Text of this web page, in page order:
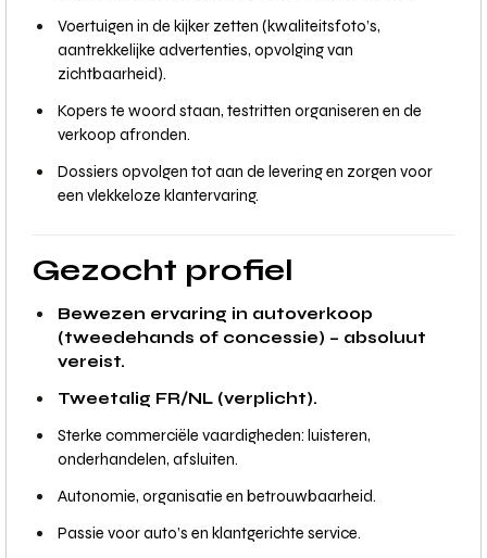
Voertuigen in de kijker zetten (kwaliteitsfoto’s,
aantrekkelijke advertenties, opvolging van
zichtbaarheid).
Kopers te woord staan, testritten organiseren en de
verkoop afronden.
Dossiers opvolgen tot aan de levering en zorgen voor
een vlekkeloze klantervaring.
Gezocht profiel
Bewezen ervaring in autoverkoop
(tweedehands of concessie) – absoluut
vereist.
Tweetalig FR/NL (verplicht).
Sterke commerciële vaardigheden: luisteren,
onderhandelen, afsluiten.
Autonomie, organisatie en betrouwbaarheid.
Passie voor auto’s en klantgerichte service.